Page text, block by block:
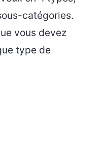
catégories.
vous devez
type de